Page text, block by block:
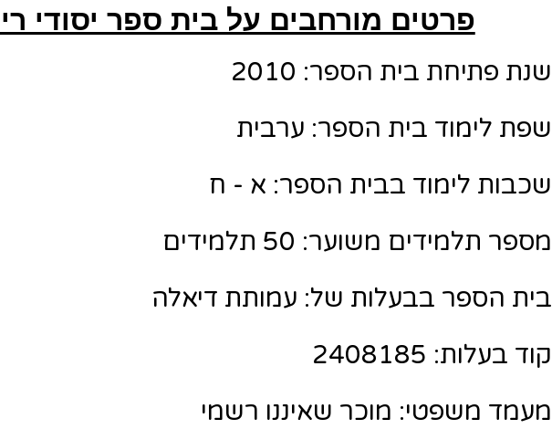
פרטים מורחבים על בית ספר יסודי
שנת פתיחת בית הספר: 2010
שפת לימוד בית הספר: ערבית
שכבות לימוד בבית הספר: א - ח
מספר תלמידים משוער: 50 תלמידים
בית הספר בבעלות של: עמותת דיאלה
קוד בעלות: 2408185
מעמד משפטי: מוכר שאיננו רשמי